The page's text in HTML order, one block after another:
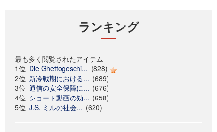
ランキング
最も多く閲覧されたアイテム
1位 Die Ghettogeschi... (828)
2位 新冷戦期における... (689)
3位 通信の安全保障に... (676)
4位 ショート動画の効... (658)
5位 J.S. ミルの社会... (620)